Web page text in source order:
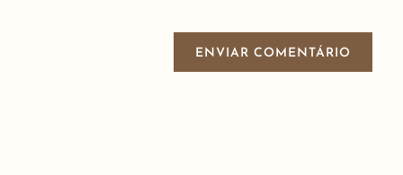
ENVIAR COMENTÁRIO